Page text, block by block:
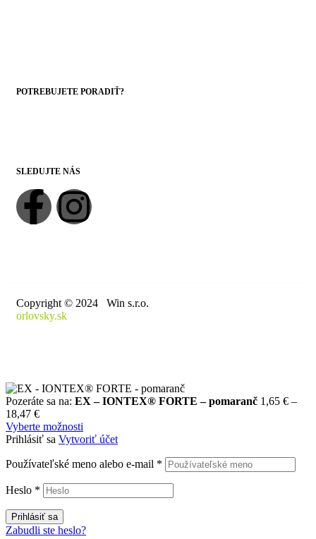
POTREBUJETE PORADIŤ?
SLEDUJTE NÁS
Copyright © 2024 Win s.r.o.
orlovsky.sk
Pozeráte sa na: EX – IONTEX® FORTE – pomaranč 1,65 € –
18,47 €
Vyberte možnosti
Prihlásiť sa Vytvoriť účet
Používateľské meno alebo e-mail *
Heslo *
Prihlásiť sa
Zabudli ste heslo?